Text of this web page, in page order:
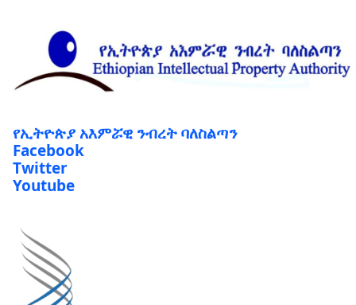
የኢትዮጵያ አእምሯዊ ንብረት ባለስልጣን
Facebook
Twitter
Youtube